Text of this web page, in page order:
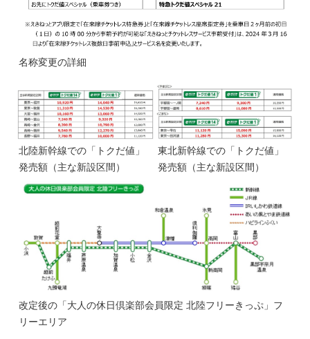
名称変更の詳細
北陸新幹線での「トクだ値」
発売額（主な新設区間）
東北新幹線での「トクだ値」
発売額（主な新設区間）
改定後の「大人の休日倶楽部会員限定 北陸フリーきっぷ」フ
リーエリア